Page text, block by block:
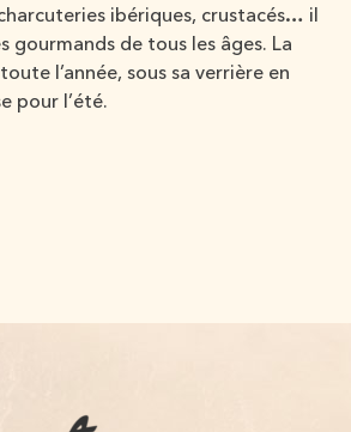
ibériques, crustacés… il
gourmands de tous les âges. La
l’année, sous sa verrière en
pour l’été.